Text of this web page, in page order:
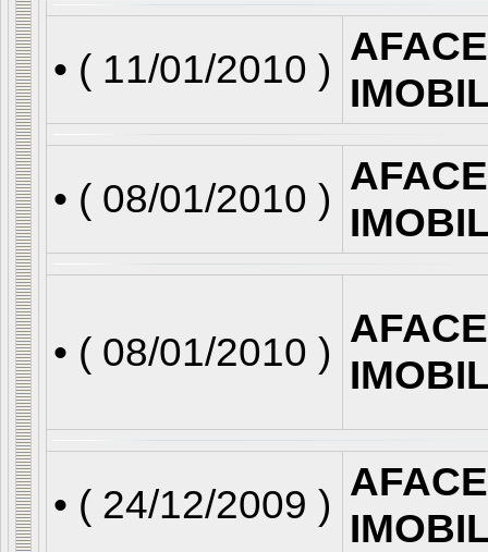
• ( 11/01/2010 )
• ( 08/01/2010 )
• ( 08/01/2010 )
• ( 24/12/2009 )